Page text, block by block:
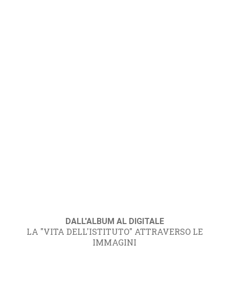
DALL'ALBUM AL DIGITALE
LA "VITA DELL'ISTITUTO" ATTRAVERSO LE
IMMAGINI